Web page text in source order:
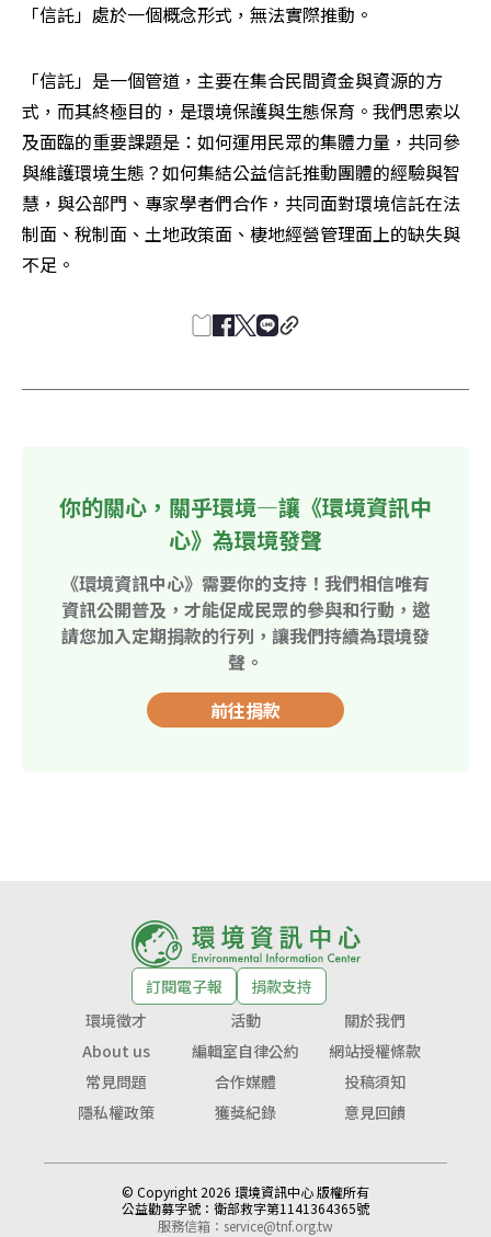
「信託」處於一個概念形式，無法實際推動。
「信託」是一個管道，主要在集合民間資金與資源的方
式，而其終極目的，是環境保護與生態保育。我們思索以
及面臨的重要課題是：如何運用民眾的集體力量，共同參
與維護環境生態？如何集結公益信託推動團體的經驗與智
慧，與公部門、專家學者們合作，共同面對環境信託在法
制面、稅制面、土地政策面、棲地經營管理面上的缺失與
不足。
你的關心，關乎環境—讓《環境資訊中
心》為環境發聲
《環境資訊中心》需要你的支持！我們相信唯有
資訊公開普及，才能促成民眾的參與和行動，邀
請您加入定期捐款的行列，讓我們持續為環境發
聲。
前往捐款
訂閱電子報
捐款支持
環境徵才
活動
關於我們
About us
編輯室自律公約
網站授權條款
常見問題
合作媒體
投稿須知
隱私權政策
獲獎紀錄 意見回饋
© Copyright 2026 環境資訊中心 版權所有
公益勸募字號： 衛部救字第1141364365號
服務信箱： service@tnf.org.tw